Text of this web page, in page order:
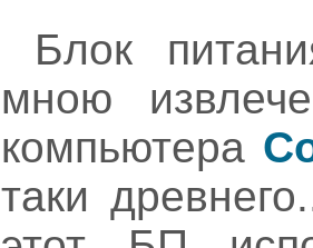
Блок
мною
компьютера
таки